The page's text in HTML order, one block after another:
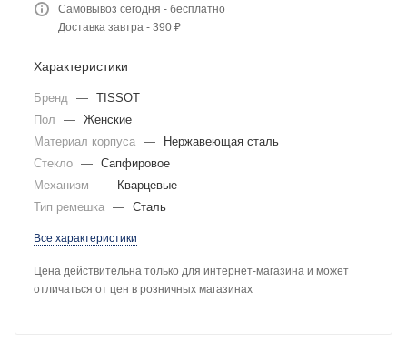
Самовывоз сегодня - бесплатно
Доставка завтра - 390 ₽
Характеристики
Бренд — TISSOT
Пол
— Женские
Материал корпуса —
Нержавеющая сталь
Стекло — Сапфировое
Механизм
—
Кварцевые
Тип ремешка — Сталь
Все характеристики
Цена действительна только для интернет-магазина и может
отличаться от цен в розничных магазинах